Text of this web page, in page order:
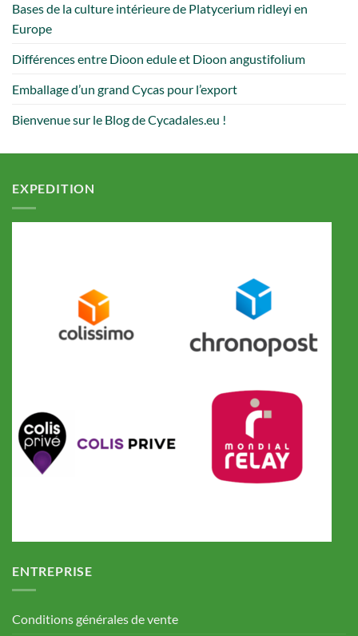
Bases de la culture intérieure de Platycerium ridleyi en
Europe
Différences entre Dioon edule et Dioon angustifolium
Emballage d’un grand Cycas pour l’export
Bienvenue sur le Blog de Cycadales.eu !
EXPEDITION
ENTREPRISE
Conditions générales de vente